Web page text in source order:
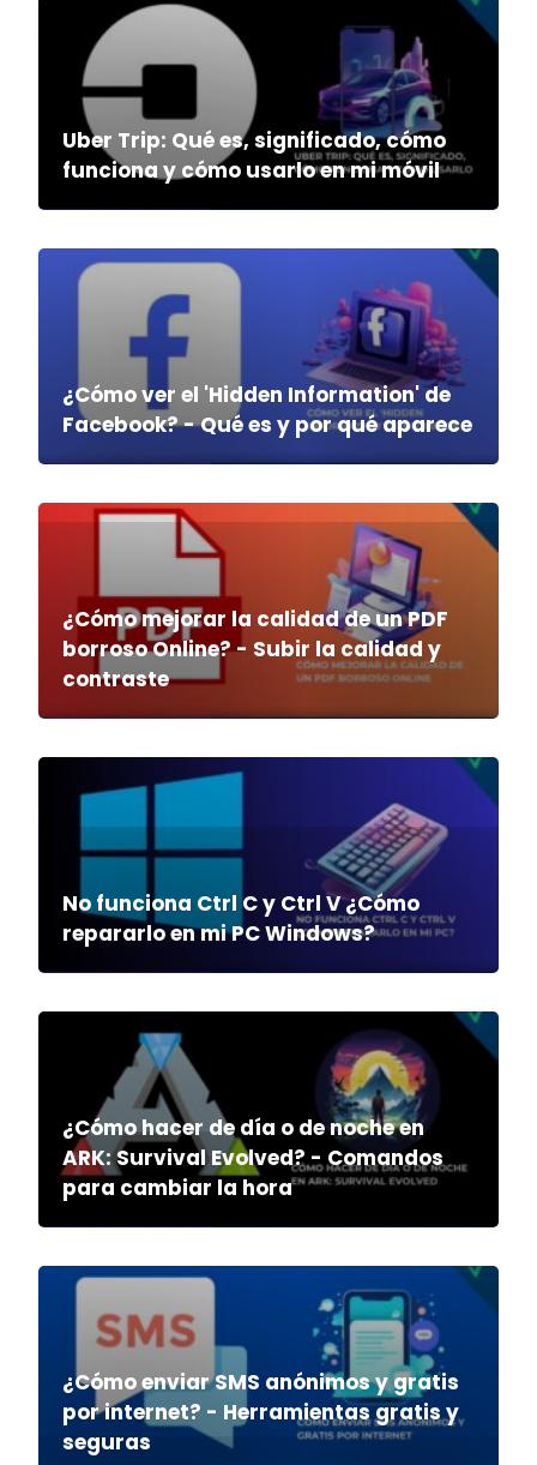
Uber Trip: Qué es, significado, cómo
funciona y cómo usarlo en mi móvil
¿Cómo ver el 'Hidden Information' de
Facebook? - Qué es y por qué aparece
¿Cómo mejorar la calidad de un PDF
borroso Online? - Subir la calidad y
contraste
No funciona Ctrl C y Ctrl V ¿Cómo
repararlo en mi PC Windows?
¿Cómo hacer de día o de noche en
ARK: Survival Evolved? - Comandos
para cambiar la hora
¿Cómo enviar SMS anónimos y gratis
por internet? - Herramientas gratis y
seguras